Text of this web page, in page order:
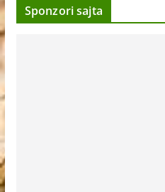
Sponzori sajta